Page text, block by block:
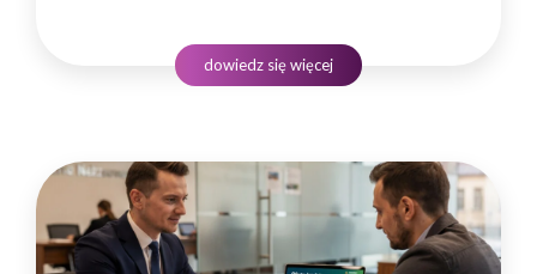
podejmowania decyzji. W takim środowisku
to nie pojedyncze kompetencje, lecz dobrze…
dowiedz się więcej